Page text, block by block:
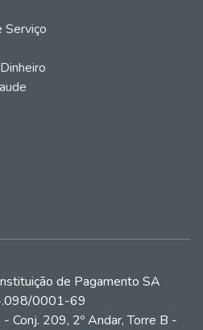
Serviço
de Pagamento SA
0001-69
Conj. 209, 2º Andar, Torre B -